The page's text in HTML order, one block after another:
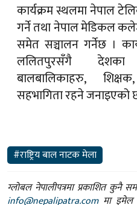
कार्यक्रम स्थलमा नेपाल
गर्ने तथा नेपाल मेडिकल
समेत सञ्चालन गर्नेछ ।
ललितपुरसँगै देशका
बालबालिकाहरु,
सहभागिता रहने जनाइएको
#राष्ट्रिय बाल नाटक मेला
ग्लोबल नेपालीपत्रमा प्रकाशित कुनै
info@nepalipatra.comमा इमेल